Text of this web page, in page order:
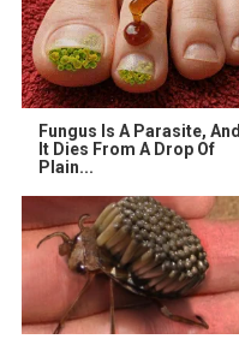
Fungus Is A Parasite, And
It Dies From A Drop Of
Plain...